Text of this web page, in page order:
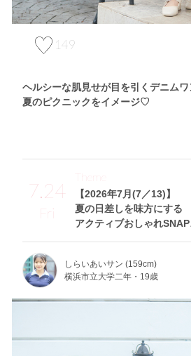
149
ヘルシーな肌見せが目を引くデニム
夏のピクニックをイメージ♡
7.24
Fri
【2026年7月(7／13)】
夏の日差しを味方にする
アクティブおしゃれ
Theme
しらいあいサン (159cm)
横浜市立大学二年・19歳